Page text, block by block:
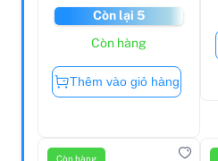
Còn lại 5
Còn hàng
Thêm vào giỏ hàng
Còn hàng